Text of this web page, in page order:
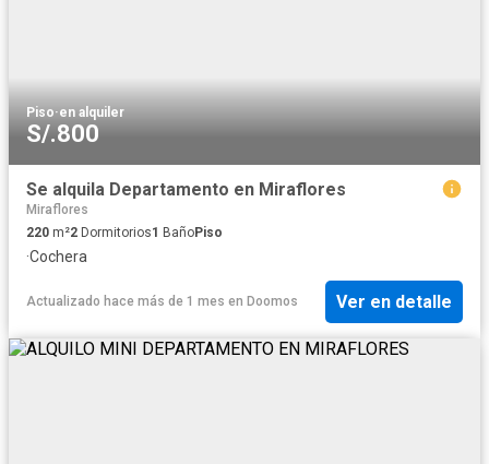
Piso·en alquiler
S/.800
Se alquila Departamento en Miraflores
Miraflores
220 m²2 Dormitorios1 BañoPiso
·Cochera
Actualizado hace más de 1 mes en Doomos Ver en detalle